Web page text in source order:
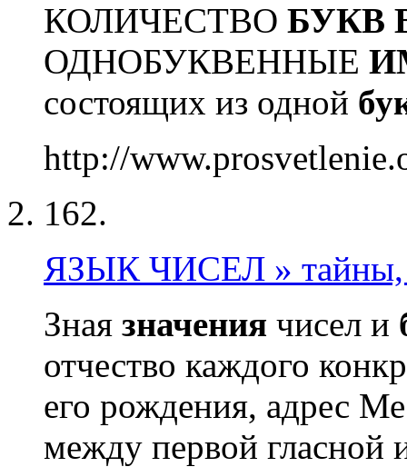
КОЛИЧЕСТВО БУКВ
ОДНОБУКВЕННЫЕ
состоящих из одной
http://
162.
ЯЗЫК ЧИСЕЛ » тайны,
Зная значения чисел и
отчество каждого
его рождения, адрес
между первой гласной